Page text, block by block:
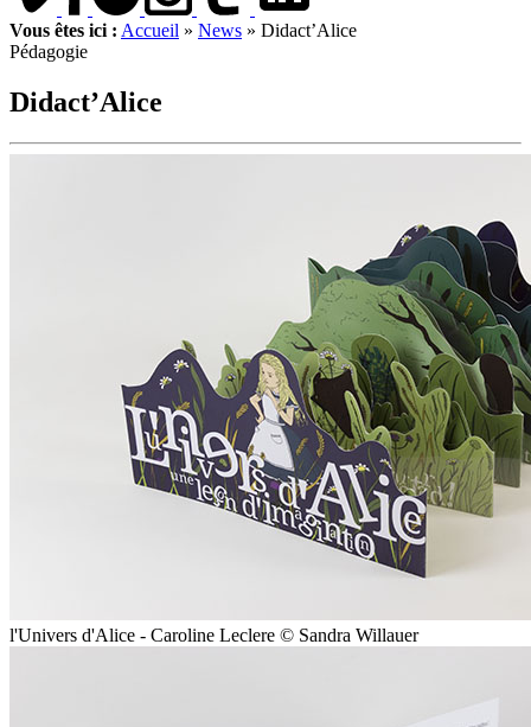
Vous êtes ici : Accueil » News » Didact’Alice
Pédagogie
Didact’Alice
l'Univers d'Alice - Caroline Leclere © Sandra Willauer